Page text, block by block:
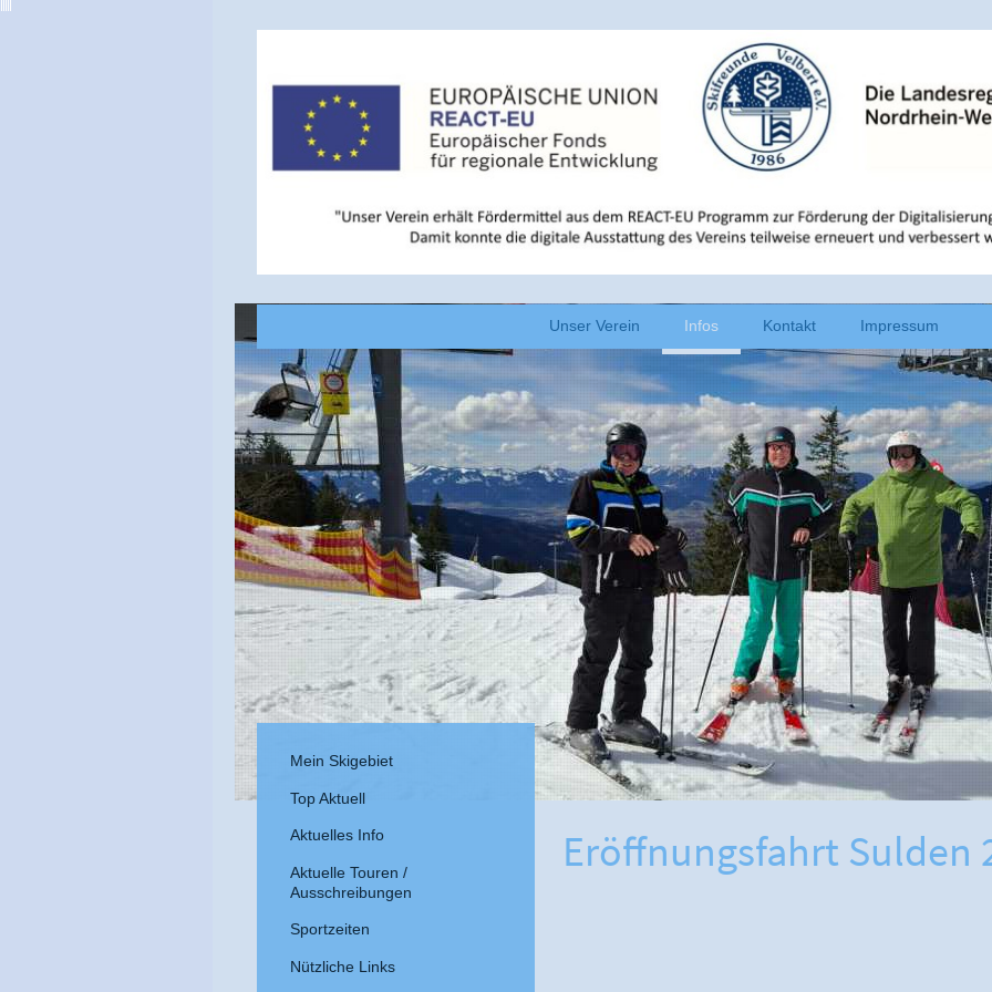
Unser Verein Infos Kontakt Impressum
Eröffnungsfahrt Sulden
Mein Skigebiet
Top Aktuell
Aktuelles Info
Aktuelle Touren /
Ausschreibungen
Sportzeiten
Nützliche Links